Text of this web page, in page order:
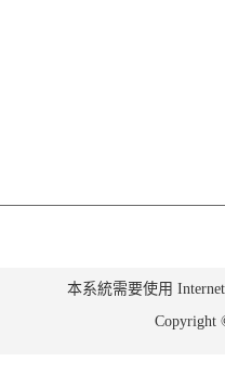
本系統需要使用
Copyright